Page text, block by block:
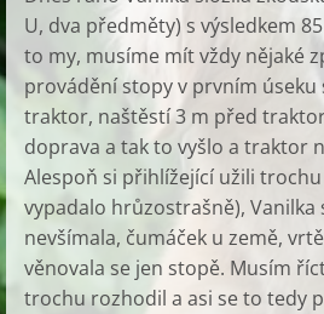
U, dva předměty) s výsledkem
to my, musíme mít vždy nějaké
provádění stopy v prvním
traktor, naštěstí 3 m před
doprava a tak to vyšlo a traktor
Alespoň si přihlížející užili
vypadalo hrůzostrašně),
nevšímala, čumáček u země,
věnovala se jen stopě. Musím
trochu rozhodil a asi se to tedy